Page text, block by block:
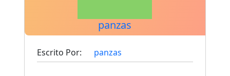
panzas
Escrito Por: panzas